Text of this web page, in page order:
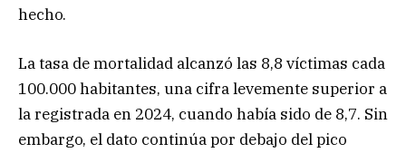
hecho.
La tasa de mortalidad alcanzó las 8,8 víctimas cada
100.000 habitantes, una cifra levemente superior a
la registrada en 2024, cuando había sido de 8,7. Sin
embargo, el dato continúa por debajo del pico